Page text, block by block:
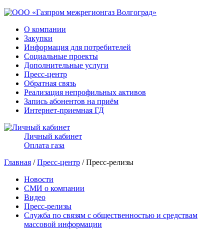
О компании
Закупки
Информация для потребителей
Социальные проекты
Дополнительные услуги
Пресс-центр
Обратная связь
Реализация непрофильных активов
Запись абонентов на приём
Интернет-приемная ГД
Личный кабинет
Оплата газа
Главная /Пресс-центр / Пресс-релизы
Новости
СМИ о компании
Видео
Пресс-релизы
Служба по связям с общественностью и средствам
массовой информации